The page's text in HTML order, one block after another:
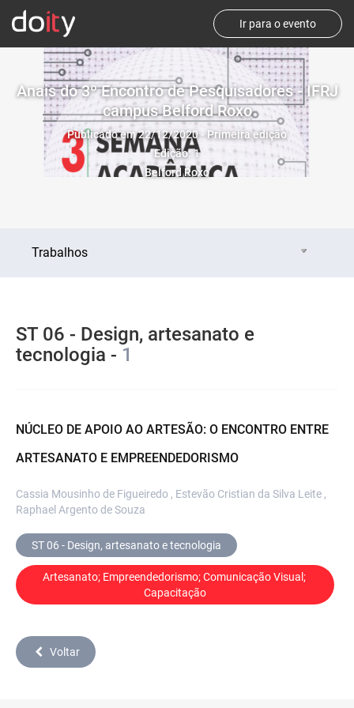
Ir para o evento
Anais do 3º Encontro de Pesquisadores - IFRJ
campus Belford Roxo
Publicado em 22/12/2020 - Primeira edição
Edição: 1
Belford Roxo
Trabalhos
ST 06 - Design, artesanato e
tecnologia - 1
NÚCLEO DE APOIO AO ARTESÃO: O ENCONTRO ENTRE
ARTESANATO E EMPREENDEDORISMO
Cassia Mousinho de Figueiredo , Estevão Cristian da Silva Leite ,
Raphael Argento de Souza
ST 06 - Design, artesanato e tecnologia
Artesanato; Empreendedorismo; Comunicação Visual;
Capacitação
Voltar